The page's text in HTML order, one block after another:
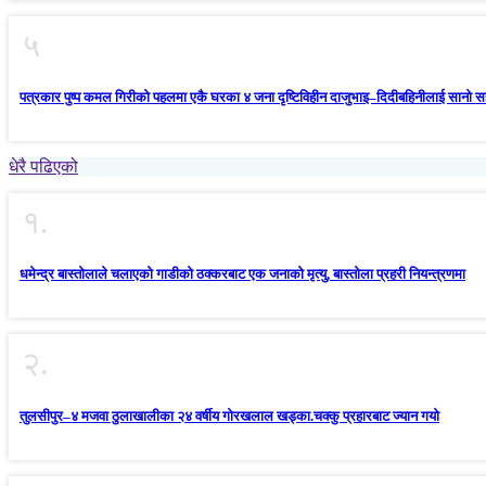
५
पत्रकार पुष्प कमल गिरीको पहलमा एकै घरका ४ जना दृष्टिविहीन दाजुभाइ–दिदीबहिनीलाई सानो
धेरै पढिएको
१.
धमेन्द्र बास्तोलाले चलाएको गाडीको ठक्करबाट एक जनाको मृत्यु, बास्तोला प्रहरी नियन्त्रणमा
२.
तुलसीपुर–४ मजवा ठुलाखालीका २४ वर्षीय गोरखलाल खड्का.चक्कु प्रहारबाट ज्यान गयो